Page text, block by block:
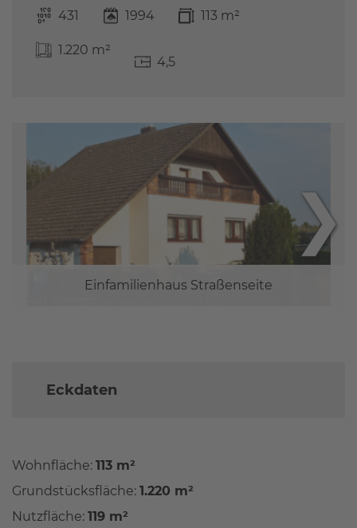
431 1994 113 m²
1.220 m²
4,5
Einfamilienhaus Straßenseite
❯
Eckdaten
Wohnfläche: 113 m²
Grundstücksfläche: 1.220 m²
Nutzfläche: 119 m²